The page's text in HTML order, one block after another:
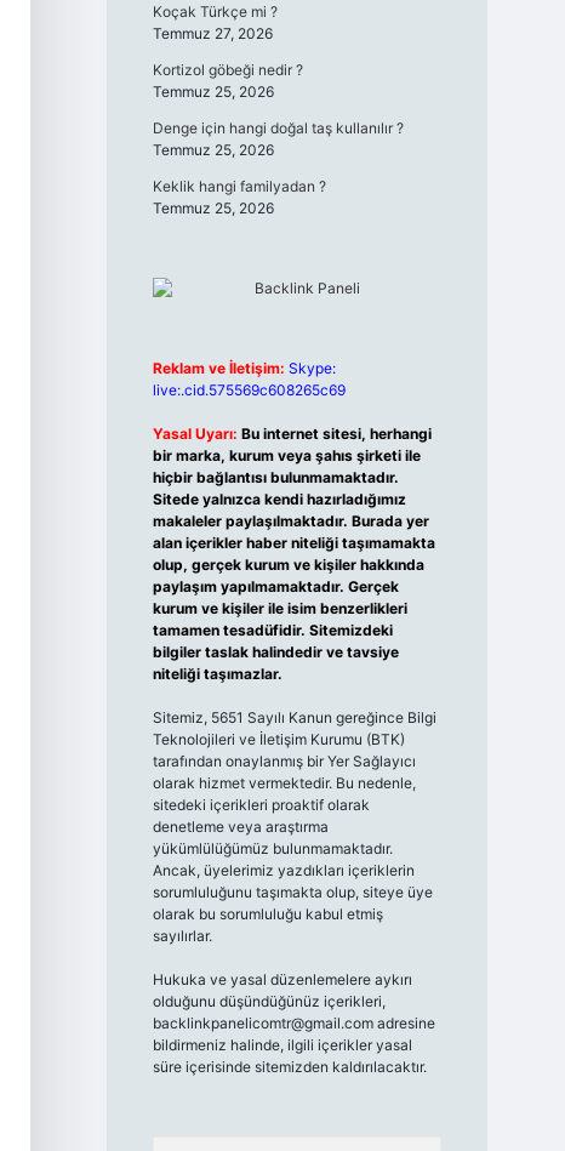
Koçak Türkçe mi ?
Temmuz 27, 2026
Kortizol göbeği nedir ?
Temmuz 25, 2026
Denge için hangi doğal taş kullanılır ?
Temmuz 25, 2026
Keklik hangi familyadan ?
Temmuz 25, 2026
Reklam ve İletişim: Skype:
live:.cid.575569c608265c69
Yasal Uyarı: Bu internet sitesi, herhangi
bir marka, kurum veya şahıs şirketi ile
hiçbir bağlantısı bulunmamaktadır.
Sitede yalnızca kendi hazırladığımız
makaleler paylaşılmaktadır. Burada yer
alan içerikler haber niteliği taşımamakta
olup, gerçek kurum ve kişiler hakkında
paylaşım yapılmamaktadır. Gerçek
kurum ve kişiler ile isim benzerlikleri
tamamen tesadüfidir. Sitemizdeki
bilgiler taslak halindedir ve tavsiye
niteliği taşımazlar.
Sitemiz, 5651 Sayılı Kanun gereğince Bilgi
Teknolojileri ve İletişim Kurumu (BTK)
tarafından onaylanmış bir Yer Sağlayıcı
olarak hizmet vermektedir. Bu nedenle,
sitedeki içerikleri proaktif olarak
denetleme veya araştırma
yükümlülüğümüz bulunmamaktadır.
Ancak, üyelerimiz yazdıkları içeriklerin
sorumluluğunu taşımakta olup, siteye üye
olarak bu sorumluluğu kabul etmiş
sayılırlar.
Hukuka ve yasal düzenlemelere aykırı
olduğunu düşündüğünüz içerikleri,
backlinkpanelicomtr@gmail.comadresine
bildirmeniz halinde, ilgili içerikler yasal
süre içerisinde sitemizden kaldırılacaktır.